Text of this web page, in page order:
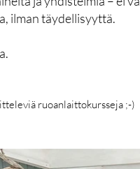
ilman täydellisyyttä.
ruoanlaittokursseja ;-)